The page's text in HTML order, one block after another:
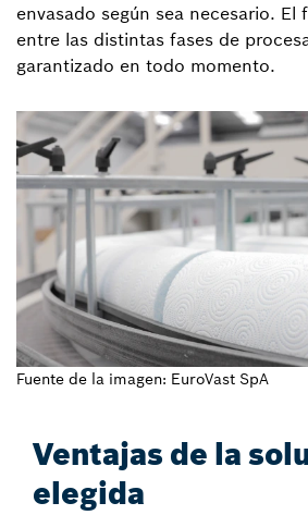
envasado según sea necesario. El
entre las distintas fases de
garantizado en todo momento.
Fuente de la imagen: EuroVast SpA
Ventajas de la
elegida